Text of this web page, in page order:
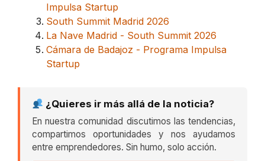
Impulsa Startup
South Summit Madrid 2026
La Nave Madrid - South Summit 2026
Cámara de Badajoz - Programa Impulsa
Startup
¿Quieres ir más allá de la noticia?
En nuestra comunidad discutimos las tendencias,
compartimos oportunidades y nos ayudamos
entre emprendedores. Sin humo, solo acción.